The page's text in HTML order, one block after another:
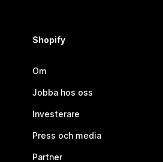
Shopify
Om
Jobba hos oss
Investerare
Press och media
Partner